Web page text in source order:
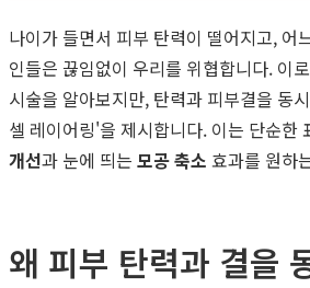
나이가 들면서 피부 탄력이 떨어지고, 어
인들은 끊임없이 우리를 위협합니다. 이
시술을 알아보지만, 탄력과 피부결을 동
셀 레이어링'을 제시합니다. 이는 단순한
개선과 눈에 띄는 모공 축소 효과를 원하
왜 피부 탄력과 결을